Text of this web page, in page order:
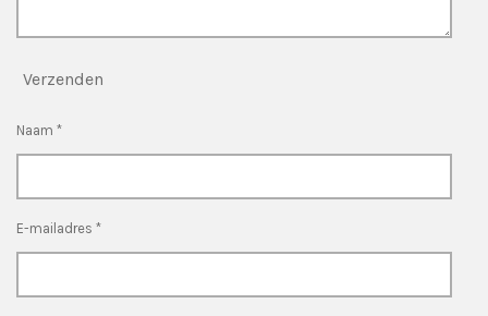
Verzenden
Naam *
E-mailadres *